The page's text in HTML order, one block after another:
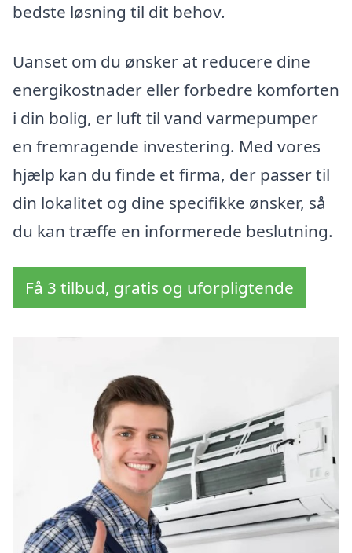
bedste løsning til dit behov.
Uanset om du ønsker at reducere dine
energikostnader eller forbedre komforten
i din bolig, er luft til vand varmepumper
en fremragende investering. Med vores
hjælp kan du finde et firma, der passer til
din lokalitet og dine specifikke ønsker, så
du kan træffe en informerede beslutning.
Få 3 tilbud, gratis og uforpligtende